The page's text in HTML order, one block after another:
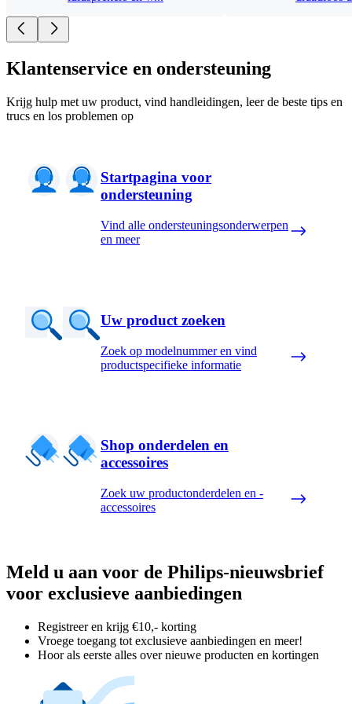
Klantenservice en ondersteuning
Krijg hulp met uw product, vind handleidingen, leer de beste tips en
trucs en los problemen op
Startpagina voor
ondersteuning
Vind alle ondersteuningsonderwerpen
en meer
Uw product zoeken
Zoek op modelnummer en vind
productspecifieke informatie
Shop onderdelen en
accessoires
Zoek uw productonderdelen en -
accessoires
Meld u aan voor de Philips-nieuwsbrief
voor exclusieve aanbiedingen
Registreer en krijg €10,- korting
Vroege toegang tot exclusieve aanbiedingen en meer!
Hoor als eerste alles over nieuwe producten en kortingen